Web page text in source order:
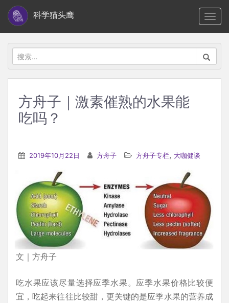
i
科学猫头鹰
搜
索：
方舟子｜激素催熟的水果能
吃吗？
2019年10月22日 方舟子 方舟子专栏, 大咖健谈
文｜方舟子
吃水果应该尽量选择应季水果。应季水果价格比较便
宜，吃起来往往比较甜，更关键的是应季水果的营养成